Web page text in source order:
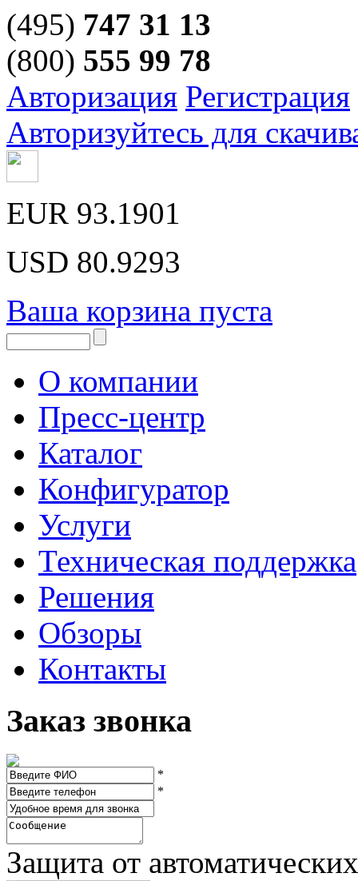
(495) 747 31 13
(800) 555 99 78
Авторизация Регистрация
Авторизуйтесь для
EUR 93.1901
USD 80.9293
Ваша корзина пуста
О компании
Пресс-центр
Каталог
Конфигуратор
Услуги
Техническая поддержка
Решения
Обзоры
Контакты
Заказ звонка
*
*
Защита от